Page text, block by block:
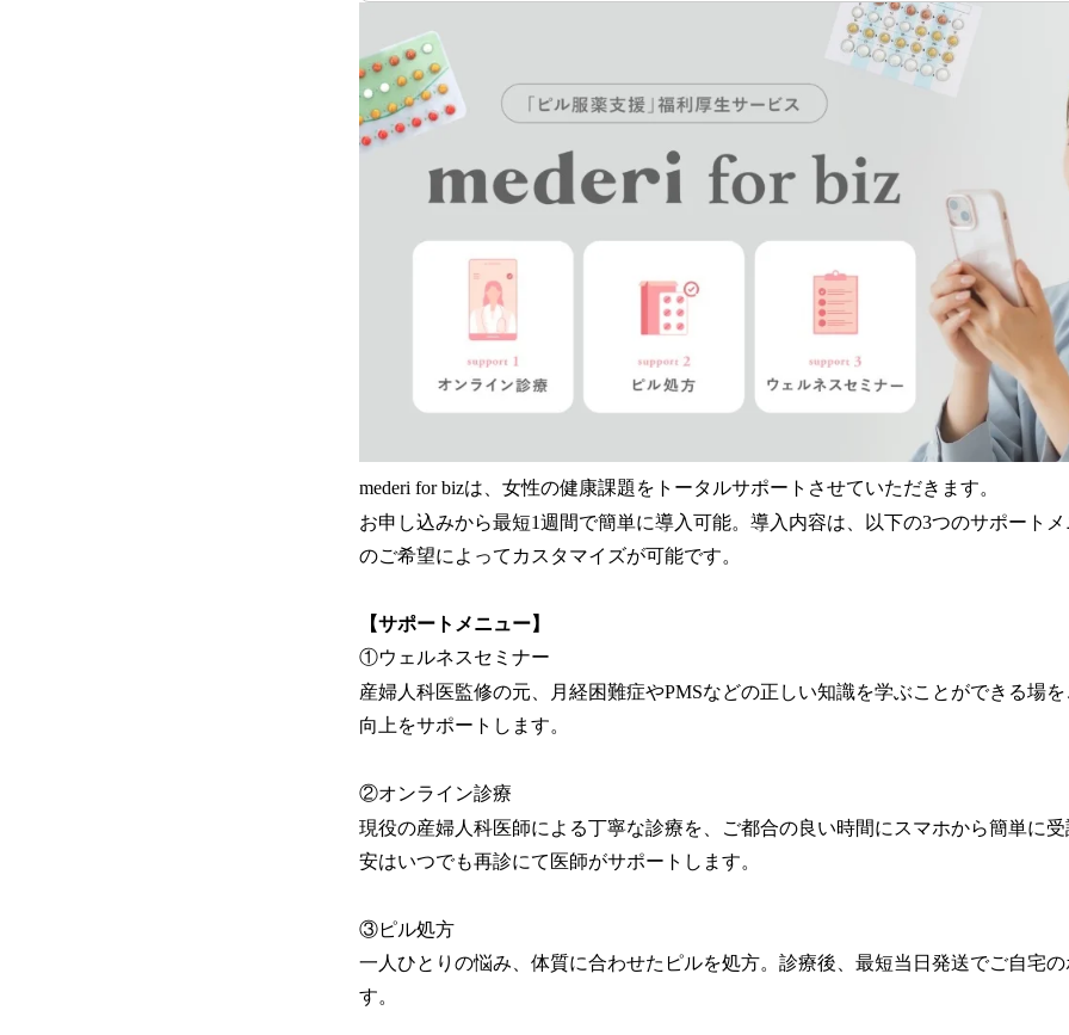
mederi for bizは、女性の健康課題をトータルサポートさせていただきます。
お申し込みから最短1週間で簡単に導入可能。導入内容は、以下の3つのサポート
のご希望によってカスタマイズが可能です。
【サポートメニュー】
①ウェルネスセミナー
産婦人科医監修の元、月経困難症やPMSなどの正しい知識を学ぶことができる場
向上をサポートします。
②オンライン診療
現役の産婦人科医師による丁寧な診療を、ご都合の良い時間にスマホから簡単に
安はいつでも再診にて医師がサポートします。
③ピル処方
一人ひとりの悩み、体質に合わせたピルを処方。診療後、最短当日発送でご自宅の
す。